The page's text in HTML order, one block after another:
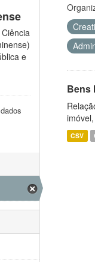
e
Bens
CSV